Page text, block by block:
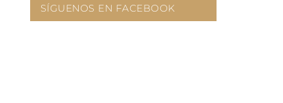
SÍGUENOS EN FACEBOOK